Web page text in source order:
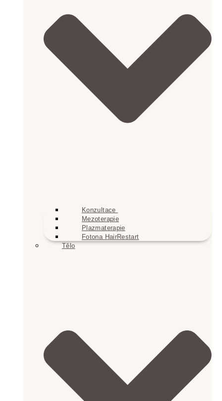
Konzultace
Mezoterapie
Plazmaterapie
Fotona HairRestart
Tělo